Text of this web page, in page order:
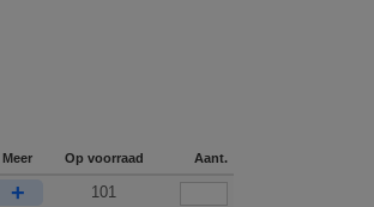
Meer Op voorraad Aant.
+ 101